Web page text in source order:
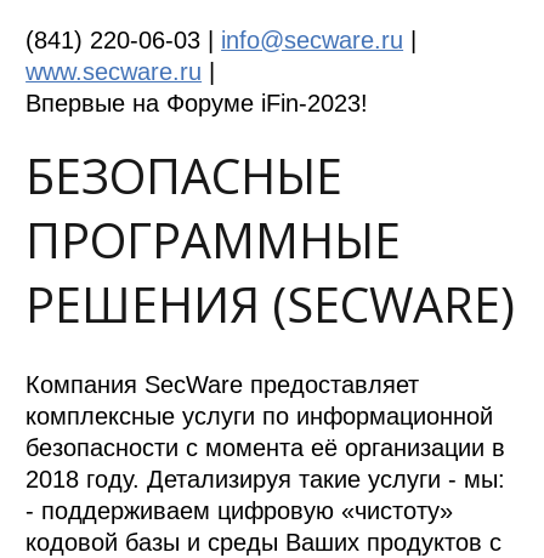
(841) 220-06-03 | info@secware.ru
www.secware.ru
Впервые на Форуме iFin-2023!
БЕЗОПАСНЫЕ
ПРОГРАММНЫЕ
РЕШЕНИЯ (SECWARE)
Компания SecWare предоставляет
комплексные услуги по информационной
безопасности с момента её организации в
2018 году. Детализируя такие услуги - мы:
- поддерживаем цифровую «чистоту»
кодовой базы и среды Ваших продуктов с